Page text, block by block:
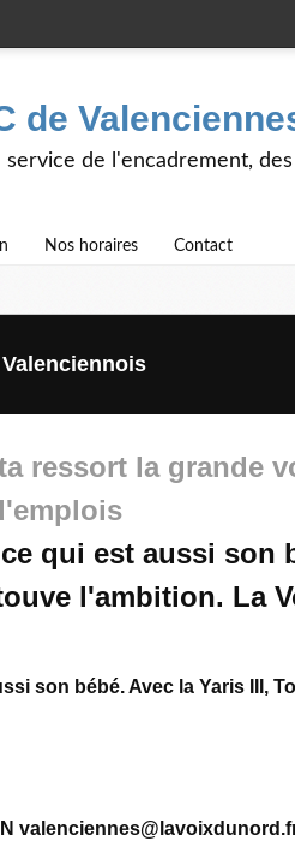
de
service de l'encadrement,
Nos horaires Contact
ressort la grande
son bébé. Avec la Yaris III,